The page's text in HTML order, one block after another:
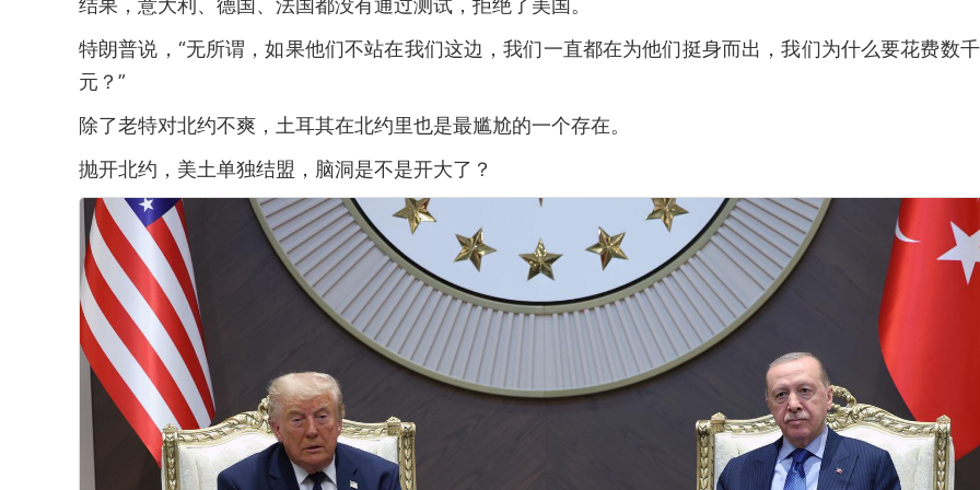
结果，意大利、德国、法国都没有通过测试，拒绝了美国。
特朗普说，“无所谓，如果他们不站在我们这边，我们一直都在为他们挺身而出，我们为什么要花费数
元？”
除了老特对北约不爽，土耳其在北约里也是最尴尬的一个存在。
抛开北约，美土单独结盟，脑洞是不是开大了？